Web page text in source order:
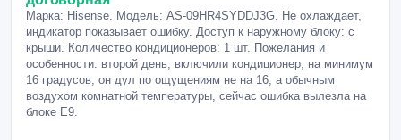
Марка: Hisense. Модель: AS-09HR4SYDDJ3G. Не охлаждает,
индикатор показывает ошибку. Доступ к наружному блоку: с
крыши. Количество кондиционеров: 1 шт. Пожелания и
особенности: второй день, включили кондиционер, на минимум
16 градусов, он дул по ощущениям не на 16, а обычным
воздухом комнатной температуры, сейчас ошибка вылезла на
блоке E9.